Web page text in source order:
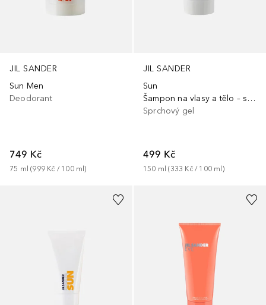
JIL SANDER
Sun Men
Deodorant
749 Kč
75 ml (999 Kč / 100 ml)
JIL SANDER
Sun
Šampon na vlasy a tělo – speciální edice
Sprchový gel
499 Kč
150 ml (333 Kč / 100 ml )